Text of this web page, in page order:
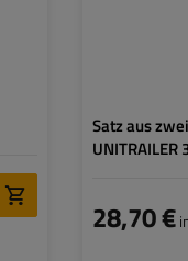
Satz aus
28,70 €